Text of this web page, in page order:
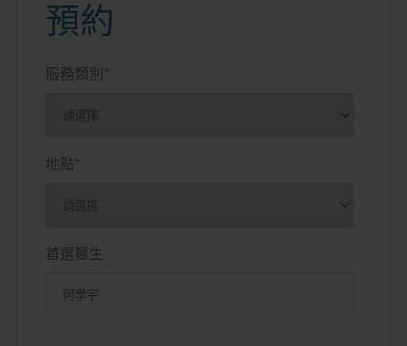
預約
服務類別 *
地點 *
首選醫生